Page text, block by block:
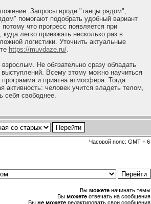
Запросы вроде "танцы рядом",
помогают подобрать удобный вариант
что прогресс появляется при
легко приезжать несколько раз в
логистики. Уточнить актуальные
https://muvdaze.ru/.
Не обязательно сразу обладать
Всему этому можно научиться
и приятна атмосфера. Тогда
активность: человек учится владеть телом,
себя свободнее.
Часовой пояс: GMT + 6
Вы можетеначинать темы
Вы можетеотвечать на сообщения
Вы не можетередактировать свои сообщения